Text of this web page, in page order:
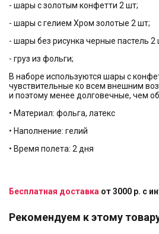
- шары с золотым конфетти 2 шт;
- шары с гелием Хром золотые 2 шт;
- шары без рисунка черные пастель 2
- груз из фольги;
В наборе используются шары с
чувствительные ко всем внешним
и поэтому менее долговечные, чем
• Материал: фольга, латекс
• Наполнение: гелий
• Время полета: 2 дня
Бесплатная доставка от 3000 р. с
Рекомендуем к этому